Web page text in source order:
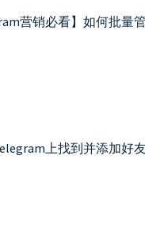
营销必看】如何批量
上找到并添加好